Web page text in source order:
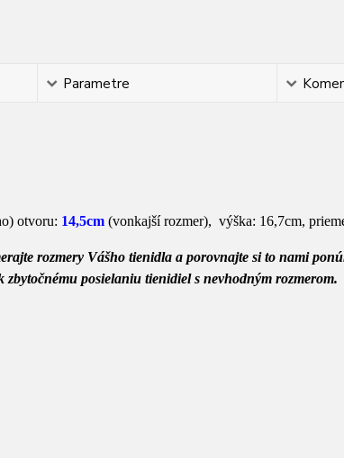
Parametre
otvoru: 14,5cm (vonkajší rozmer), výška: 16,7cm,
rozmery Vášho tienidla a porovnajte si to nami
posielaniu tienidiel s nevhodným rozmerom.